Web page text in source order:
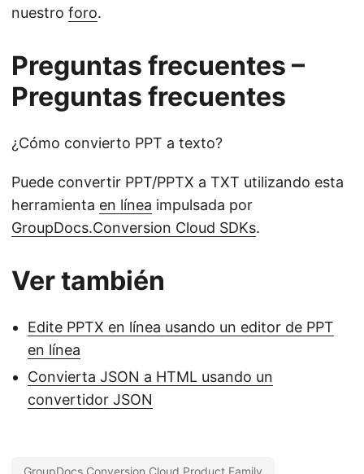
nuestro foro.
Preguntas frecuentes –
Preguntas frecuentes
¿Cómo convierto PPT a texto?
Puede convertir PPT/PPTX a TXT utilizando esta
herramienta en línea impulsada por
GroupDocs.Conversion Cloud SDKs.
Ver también
Edite PPTX en línea usando un editor de PPT
en línea
Convierta JSON a HTML usando un
convertidor JSON